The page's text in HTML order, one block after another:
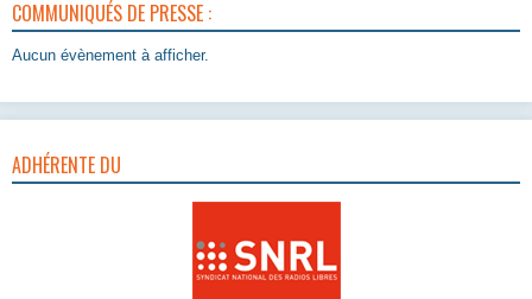
COMMUNIQUÉS DE PRESSE :
Aucun évènement à afficher.
ADHÉRENTE DU